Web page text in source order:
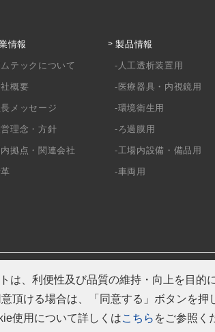
情報
ムテックについて
概要
メッセージ
理念・方針
内拠点・関連会社
製品情報
人工透析装置用
医療器具・内視鏡用
環境衛生用
ろ過膜用
工場内設備・備品用
車両用
は、利便性及び品質の維持・向上を目的
頂ける場合は、「同意する」ボタンを押
使用について詳しくはこちら をご参照く